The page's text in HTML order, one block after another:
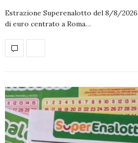
Estrazione Superenalotto del 8/8/
di euro centrato a Roma…